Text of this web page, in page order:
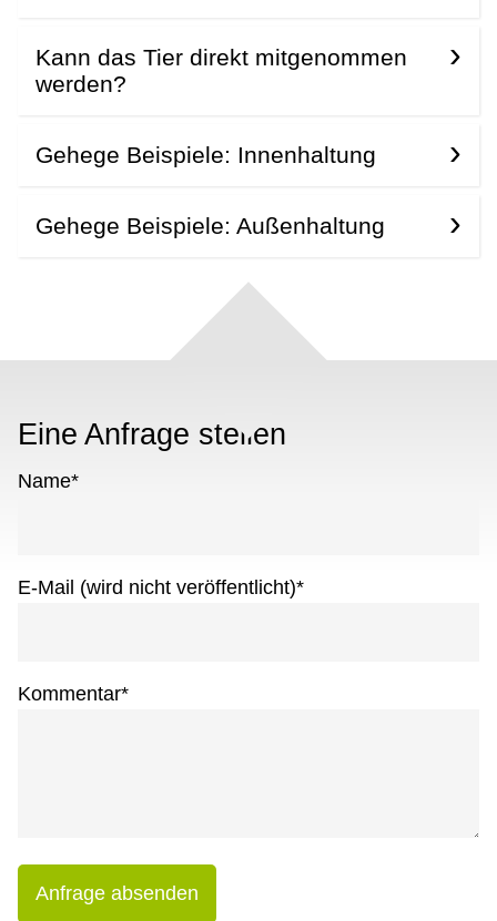
Kann das Tier direkt mitgenommen
werden?
Gehege Beispiele: Innenhaltung
Gehege Beispiele: Außenhaltung
Eine Anfrage stellen
Name*
E-Mail (wird nicht veröffentlicht)*
Kommentar*
Anfrage absenden